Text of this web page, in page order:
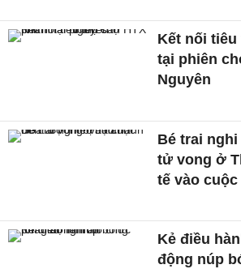
Kết nối tiêu
tại phiên
Nguyên
Bé trai
tử vong ở
tế vào cuộc
Kẻ điều
động núp